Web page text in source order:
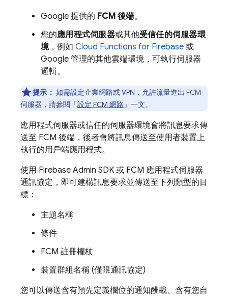
Google 提供的 FCM後端。
您的應用程式伺服器或其他受信任的伺服器環
境，例如Cloud Functions for Firebase 或
Google 管理的其他雲端環境，可執行伺服器
邏輯。
提示： 如需設定企業網路或 VPN，允許流量進出 FCM
伺服器，請參閱「設定 FCM 網路 」一文。
應用程式伺服器或信任的伺服器環境會將訊息要求傳
送至 FCM 後端，後者會將訊息傳送至使用者裝置上
執行的用戶端應用程式。
使用 Firebase Admin SDK 或 FCM 應用程式伺服器
通訊協定，即可建構訊息要求並傳送至下列類型的目
標：
主題名稱
條件
FCM 註冊權杖
裝置群組名稱 (僅限通訊協定)
您可以傳送含有預先定義欄位的通知酬載、含有您自